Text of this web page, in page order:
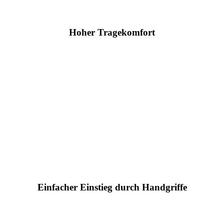
Hoher Tragekomfort
Einfacher Einstieg durch Handgriffe